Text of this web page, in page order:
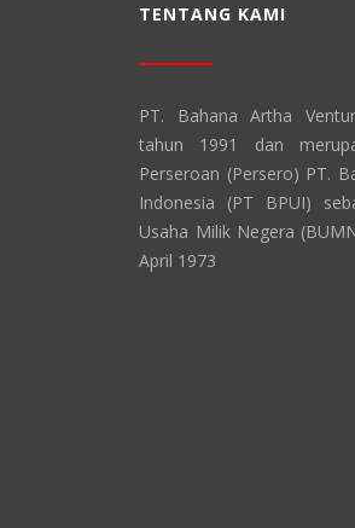
TENTANG KAMI
PT. Bahana Artha
tahun 1991 dan
Perseroan (Persero) PT.
Indonesia (PT BPUI)
Usaha Milik Negera
April 1973